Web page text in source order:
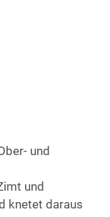
und
und
knetet daraus